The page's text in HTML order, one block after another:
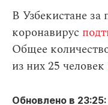
В Узбекистане
коронавирус
Общее
из них 25 человек
Обновлено в 23:25: